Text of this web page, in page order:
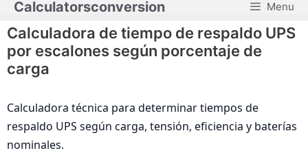
Saltar
contenido
Calculatorsconversion Menu
Calculadora de tiempo de respaldo UPS
por escalones según porcentaje de
carga
Calculadora técnica para determinar tiempos de
respaldo UPS según carga, tensión, eficiencia y baterías
nominales.